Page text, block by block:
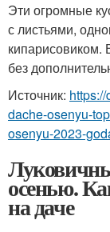
Эти огромные
с листьями,
кипарисовиком.
без
Источник:
dache-osenyu-
osenyu-2023-
осенью.
на даче